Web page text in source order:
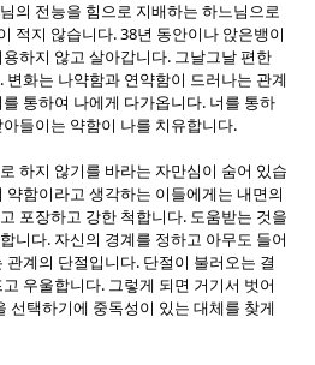
의 전능을 힘으로 지배하는 하느님으로
적지 않습니다. 38년 동안이나 앉은뱅이
하지 않고 살아갑니다. 그날그날 편한
. 변화는 나약함과 연약함이 드러나는 관계
통하여 나에게 다가옵니다. 너를 통하
들이는 약함이 나를 치유합니다.
하지 않기를 바라는 자만심이 숨어 있습
약함이라고 생각하는 이들에게는 내면의
포장하고 강한 척합니다. 도움받는 것을
니다.자신의 경계를 정하고 아무도 들어
관계의 단절입니다. 단절이 불러오는 결
우울합니다. 그렇게 되면 거기서 벗어
선택하기에 중독성이 있는 대체를 찾게